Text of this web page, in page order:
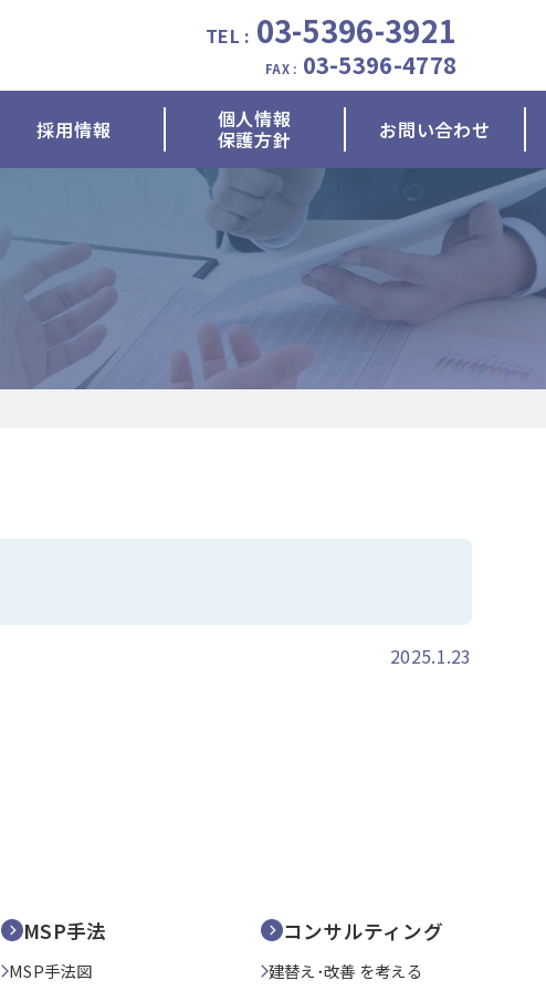
TEL : 03-5396-3921
FAX : 03-5396-4778
採用情報 個人情報
保護方針 お問い合わせ
2025.1.23
MSP手法
MSP手法図
コンサルティング
建替え･改善 を考える